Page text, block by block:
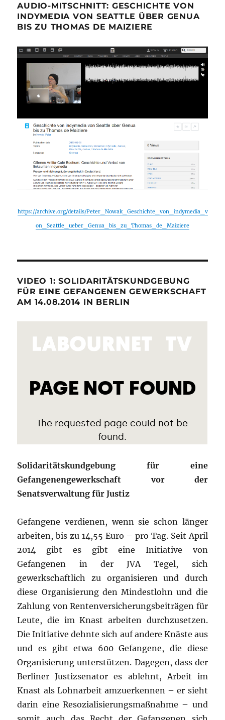
AUDIO-MITSCHNITT: GESCHICHTE VON
INDYMEDIA VON SEATTLE ÜBER GENUA
BIS ZU THOMAS DE MAIZIERE
https://archive.org/details/Peter_Nowak_Geschichte_von_indymedia_v
on_Seattle_ueber_Genua_bis_zu_Thomas_de_Maiziere
VIDEO 1: SOLIDARITÄTSKUNDGEBUNG
FÜR EINE GEFANGENEN GEWERKSCHAFT
AM 14.08.2014 IN BERLIN
Solidaritätskundgebung für eine
Gefangenengewerkschaft vor der
Senatsverwaltung für Justiz
Gefangene verdienen, wenn sie schon länger
arbeiten, bis zu 14,55 Euro – pro Tag. Seit April
2014 gibt es gibt eine Initiative von
Gefangenen in der JVA Tegel, sich
gewerkschaftlich zu organisieren und durch
diese Organisierung den Mindestlohn und die
Zahlung von Rentenversicherungsbeiträgen für
Leute, die im Knast arbeiten durchzusetzen.
Die Initiative dehnte sich auf andere Knäste aus
und es gibt etwa 600 Gefangene, die diese
Organisierung unterstützen. Dagegen, dass der
Berliner Justizsenator es ablehnt, Arbeit im
Knast als Lohnarbeit amzuerkennen – er sieht
darin eine Resozialisierungsmaßnahme – und